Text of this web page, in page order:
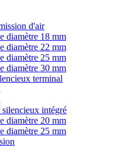
d'air
diamètre 18 mm
diamètre 22 mm
diamètre 25 mm
diamètre 30 mm
terminal
intégré
diamètre 20 mm
diamètre 25 mm